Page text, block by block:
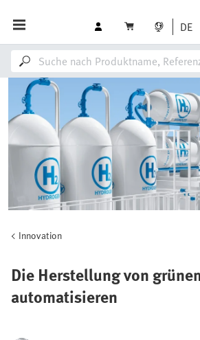
DE
Innovation
Die Herstellung von
automatisieren